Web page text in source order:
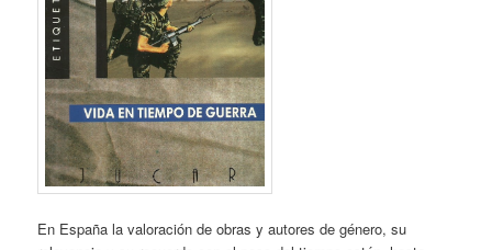
En España la valoración de obras y autores de género, su